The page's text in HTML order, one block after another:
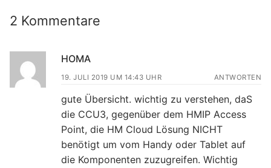
2 Kommentare
HOMA
19. JULI 2019 UM 14:43 UHR ANTWORTEN
gute Übersicht. wichtig zu verstehen, daS
die CCU3, gegenüber dem HMIP Access
Point, die HM Cloud Lösung NICHT
benötigt um vom Handy oder Tablet auf
die Komponenten zuzugreifen. Wichtig